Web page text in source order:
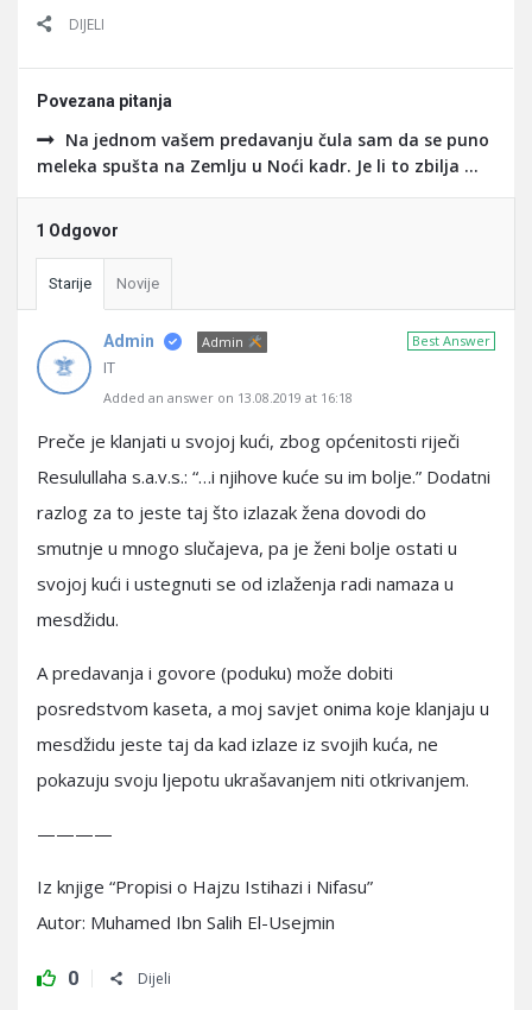
DIJELI
Povezana pitanja
Na jednom vašem predavanju čula sam da se puno
meleka spušta na Zemlju u Noći kadr. Je li to zbilja ...
1 Odgovor
Starije Novije
Best Answer
Admin Admin
IT
Added an answer on 13.08.2019 at 16:18
Preče je klanjati u svojoj kući, zbog općenitosti riječi
Resulullaha s.a.v.s.: “…i njihove kuće su im bolje.” Dodatni
razlog za to jeste taj što izlazak žena dovodi do
smutnje u mnogo slučajeva, pa je ženi bolje ostati u
svojoj kući i ustegnuti se od izlaženja radi namaza u
mesdžidu.
A predavanja i govore (poduku) može dobiti
posredstvom kaseta, a moj savjet onima koje klanjaju u
mesdžidu jeste taj da kad izlaze iz svojih kuća, ne
pokazuju svoju ljepotu ukrašavanjem niti otkrivanjem.
————
Iz knjige “Propisi o Hajzu Istihazi i Nifasu”
Autor: Muhamed Ibn Salih El-Usejmin
0 Dijeli